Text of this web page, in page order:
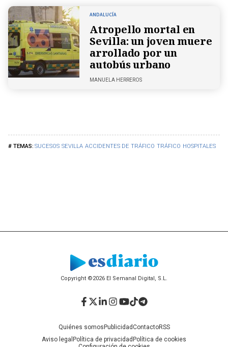
SUCESOS SEVILLA ACCIDENTES DE TRÁFICO TRÁFICO HOSPITALES
ANDALUCÍA
Atropello mortal en
Sevilla: un joven muere
arrollado por un
autobús urbano
MANUELA HERREROS
Copyright ©2026 El Semanal Digital, S.L.
Quiénes somos PublicidadContactoRSS
Aviso legal Política de privacidad Política de cookies
Facebook
Twitter
LinkedIn
Instagram
YouTube
TikTok
Telegram